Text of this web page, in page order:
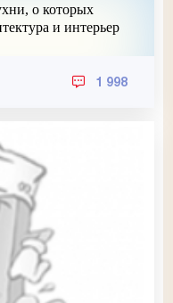
о которых
и интерьер
1 998